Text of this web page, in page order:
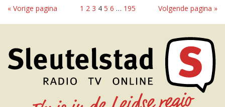
« Vorige pagina 1 2 3 4 5 6 … 195 Volgende pagina »